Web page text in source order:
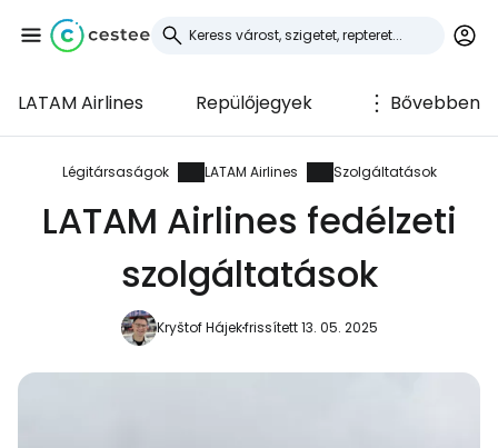
LATAM Airlines Repülőjegyek Bővebben
Légitársaságok LATAM Airlines Szolgáltatások
LATAM Airlines fedélzeti
szolgáltatások
Kryštof Hájekfrissített 13. 05. 2025
Bejelentkezés a
Cestee-be
... az utazási közösség világszerte
Folytatás a Google-lal